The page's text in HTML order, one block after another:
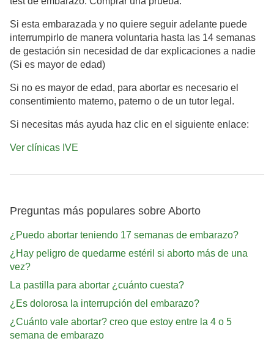
Si esta embarazada y no quiere seguir adelante puede
interrumpirlo de manera voluntaria hasta las 14 semanas
de gestación sin necesidad de dar explicaciones a nadie
(Si es mayor de edad)
Si no es mayor de edad, para abortar es necesario el
consentimiento materno, paterno o de un tutor legal.
Si necesitas más ayuda haz clic en el siguiente enlace:
Ver clínicas IVE
Preguntas más populares sobre Aborto
¿Puedo abortar teniendo 17 semanas de embarazo?
¿Hay peligro de quedarme estéril si aborto más de una
vez?
La pastilla para abortar ¿cuánto cuesta?
¿Es dolorosa la interrupción del embarazo?
¿Cuánto vale abortar? creo que estoy entre la 4 o 5
semana de embarazo